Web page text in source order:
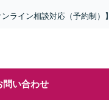
ライン相談対応（予約制）】
問い合わせ